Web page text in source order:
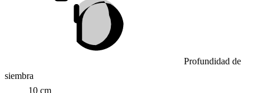
Profundidad de
siembra
10 cm